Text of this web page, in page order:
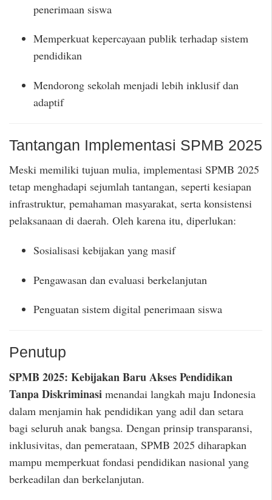
penerimaan siswa
Memperkuat kepercayaan publik terhadap sistem
pendidikan
Mendorong sekolah menjadi lebih inklusif dan
adaptif
Tantangan Implementasi SPMB 2025
Meski memiliki tujuan mulia, implementasi SPMB 2025
tetap menghadapi sejumlah tantangan, seperti kesiapan
infrastruktur, pemahaman masyarakat, serta konsistensi
pelaksanaan di daerah. Oleh karena itu, diperlukan:
Sosialisasi kebijakan yang masif
Pengawasan dan evaluasi berkelanjutan
Penguatan sistem digital penerimaan siswa
Penutup
SPMB 2025: Kebijakan Baru Akses Pendidikan
Tanpa Diskriminasi menandai langkah maju Indonesia
dalam menjamin hak pendidikan yang adil dan setara
bagi seluruh anak bangsa. Dengan prinsip transparansi,
inklusivitas, dan pemerataan, SPMB 2025 diharapkan
mampu memperkuat fondasi pendidikan nasional yang
berkeadilan dan berkelanjutan.